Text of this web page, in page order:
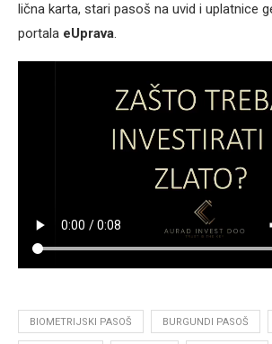
lična karta, stari pasoš na uvid i uplatnice
portala eUprava.
BIOMETRIJSKI PASOŠ BURGUNDI PASOŠ